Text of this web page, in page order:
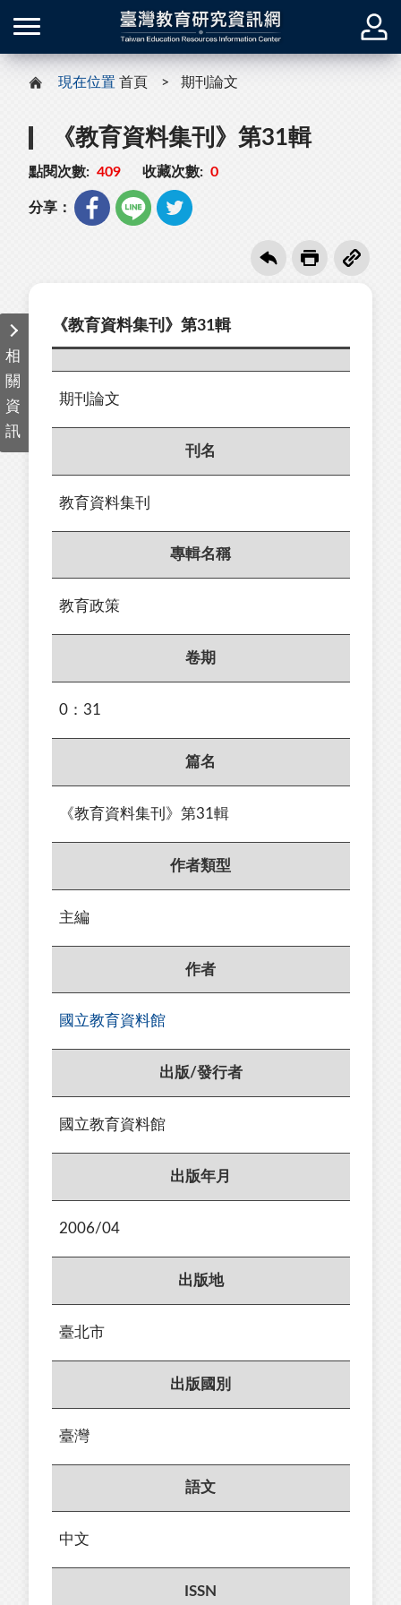
現在位置 首頁 期刊論文
《教育資料集刊》第31輯
點閱次數: 409 收藏次數: 0
分享：
相
關
資
訊
《教育資料集刊》第31輯
期刊論文
刊名
教育資料集刊
專輯名稱
教育政策
卷期
0：31
篇名
《教育資料集刊》第31輯
作者類型
主編
作者
國立教育資料館
出版/發行者
國立教育資料館
出版年月
2006/04
出版地
臺北市
出版國別
臺灣
語文
中文
ISSN